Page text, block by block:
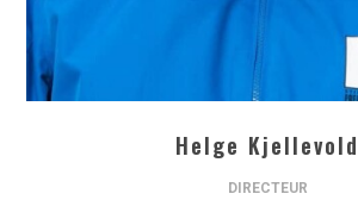
Helge Kjellevold
DIRECTEUR